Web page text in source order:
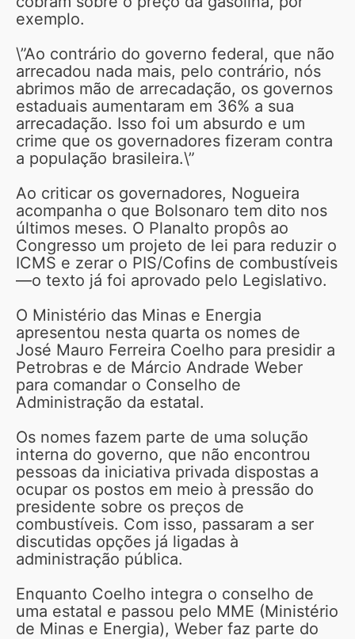
exemplo.
\”Ao contrário do governo federal, que não
arrecadou nada mais, pelo contrário, nós
abrimos mão de arrecadação, os governos
estaduais aumentaram em 36% a sua
arrecadação. Isso foi um absurdo e um
crime que os governadores fizeram contra
a população brasileira.\”
Ao criticar os governadores, Nogueira
acompanha o que Bolsonaro tem dito nos
últimos meses. O Planalto propôs ao
Congresso um projeto de lei para reduzir o
ICMS e zerar o PIS/Cofins de combustíveis
—o texto já foi aprovado pelo Legislativo.
O Ministério das Minas e Energia
apresentou nesta quarta os nomes de
José Mauro Ferreira Coelho para presidir a
Petrobras e de Márcio Andrade Weber
para comandar o Conselho de
Administração da estatal.
Os nomes fazem parte de uma solução
interna do governo, que não encontrou
pessoas da iniciativa privada dispostas a
ocupar os postos em meio à pressão do
presidente sobre os preços de
combustíveis. Com isso, passaram a ser
discutidas opções já ligadas à
administração pública.
Enquanto Coelho integra o conselho de
uma estatal e passou pelo MME (Ministério
de Minas e Energia), Weber faz parte do